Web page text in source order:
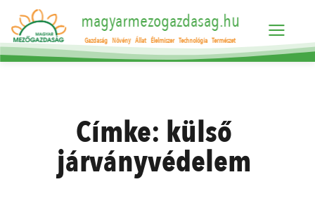
magyarmezogazdasag.hu
Gazdaság Növény Állat Élelmiszer Technológia Természet
Címke: külső
járványvédelem